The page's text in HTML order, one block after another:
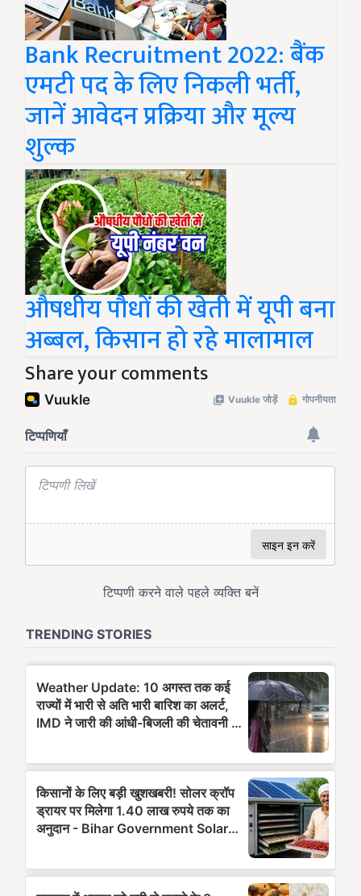
Bank Recruitment 2022: बैंक
एमटी पद के लिए निकली भर्ती,
जानें आवेदन प्रक्रिया और मूल्य
शुल्क
औषधीय पौधों की खेती में यूपी बना
अब्बल, किसान हो रहे मालामाल
Share your comments